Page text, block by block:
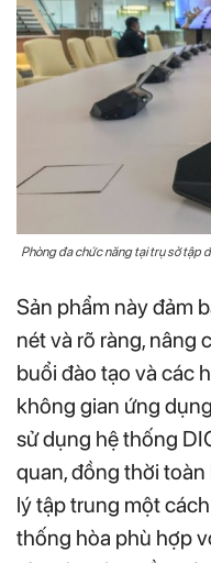
Phòng đa chức năng tại trụ sở tập
Sản phẩm này đảm
nét và rõ ràng, nâng
buổi đào tạo và các
không gian ứng
sử dụng hệ thống
quan, đồng thời
lý tập trung một
thống hòa phù hợp